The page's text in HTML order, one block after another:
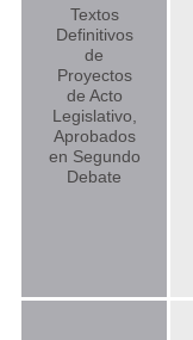
Textos
Definitivos
de
Proyectos
de Acto
Legislativo,
Aprobados
en Segundo
Debate